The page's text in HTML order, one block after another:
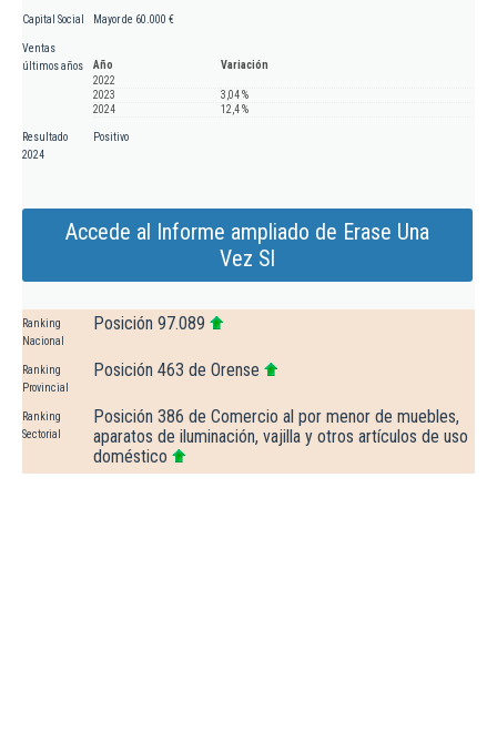
Capital Social Mayor de 60.000 €
Ventas
últimos años
Año
Variación
2022
2023
3,04 %
2024
12,4 %
Resultado
2024
Positivo
Accede al Informe ampliado de Erase Una
Vez Sl
Ranking
Nacional
Posición 97.089
Ranking
Provincial
Posición 463 de Orense
Ranking
Sectorial
Posición 386 de Comercio al por menor de muebles,
aparatos de iluminación, vajilla y otros artículos de uso
doméstico